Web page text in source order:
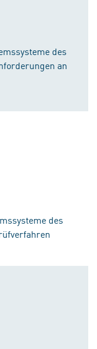
des
an
des